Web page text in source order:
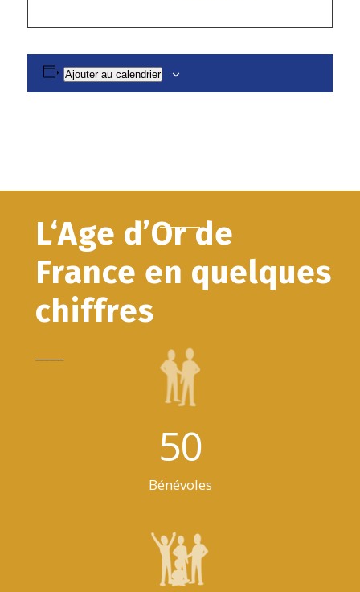
Ajouter au calendrier
L‘Age d’Or de
France en quelques
chiffres
50
Bénévoles